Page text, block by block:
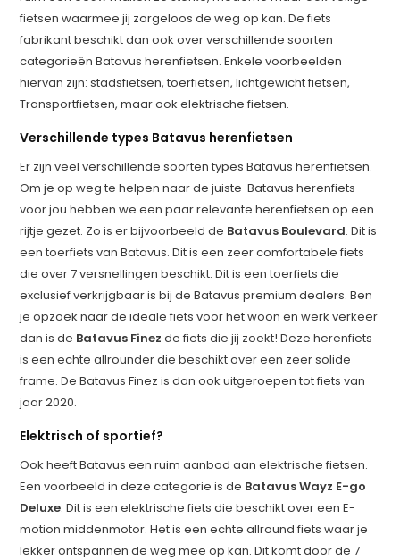
fietsen waarmee jij zorgeloos de weg op kan. De fiets
fabrikant beschikt dan ook over verschillende soorten
categorieën Batavus herenfietsen. Enkele voorbeelden
hiervan zijn: stadsfietsen, toerfietsen, lichtgewicht fietsen,
Transportfietsen, maar ook elektrische fietsen.
Verschillende types Batavus herenfietsen
Er zijn veel verschillende soorten types Batavus herenfietsen.
Om je op weg te helpen naar de juiste Batavus herenfiets
voor jou hebben we een paar relevante herenfietsen op een
rijtje gezet. Zo is er bijvoorbeeld de Batavus Boulevard. Dit is
een toerfiets van Batavus. Dit is een zeer comfortabele fiets
die over 7 versnellingen beschikt. Dit is een toerfiets die
exclusief verkrijgbaar is bij de Batavus premium dealers. Ben
je opzoek naar de ideale fiets voor het woon en werk verkeer
dan is de Batavus Finezde fiets die jij zoekt! Deze herenfiets
is een echte allrounder die beschikt over een zeer solide
frame. De Batavus Finez is dan ook uitgeroepen tot fiets van
jaar 2020.
Elektrisch of sportief?
Ook heeft Batavus een ruim aanbod aan elektrische fietsen.
Een voorbeeld in deze categorie is de Batavus Wayz E-go
Deluxe. Dit is een elektrische fiets die beschikt over een E-
motion middenmotor. Het is een echte allround fiets waar je
lekker ontspannen de weg mee op kan. Dit komt door de 7